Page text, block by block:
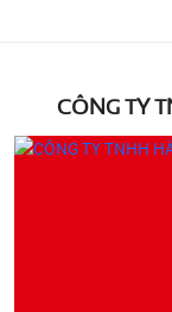
CÔNG TY